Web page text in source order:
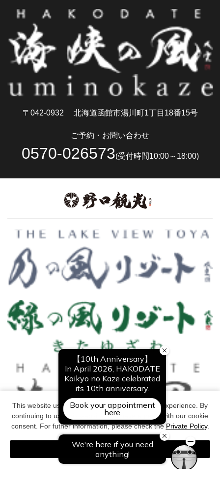
〒042-0932 北海道函館市湯川町1丁目18番15号
ご予約・お問い合わせ
0570-026573(受付時間10:00～18:00)
Copyright©All Right Reserved. NOGUCHI KANKO CO,Ltd.
This website uses cookies to improve your user experience. By
continuing to use this website, you have agreed with our cookie
consent. For futher information, please check thePrivate Policy.
Agree